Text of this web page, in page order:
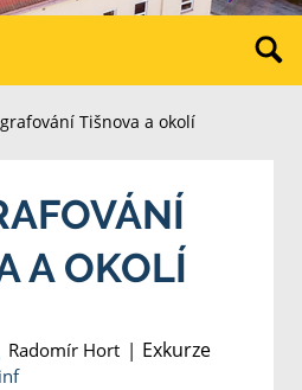
Tišnova a okolí
A OKOLÍ
Radomír Hort | Exkurze
inf